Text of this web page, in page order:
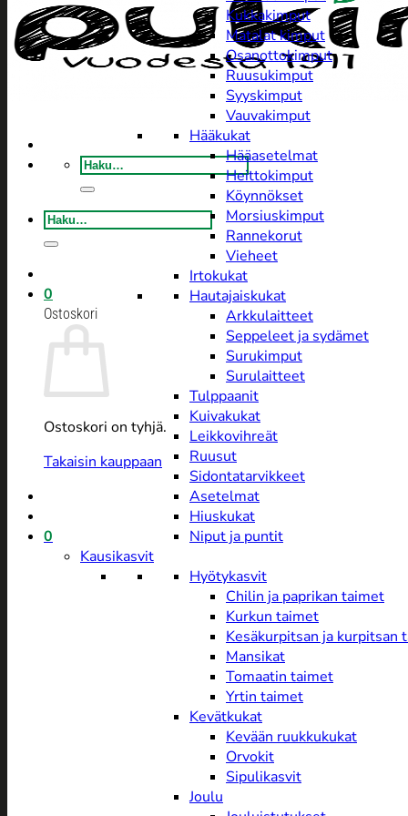
Etsi:
Etsi:
0
Ostoskori
Ostoskori on tyhjä.
Takaisin kauppaan
0
Kukkakimput
Matalat kimput
Osanottokimput
Ruusukimput
Syyskimput
Vauvakimput
Hääkukat
Hääasetelmat
Heittokimput
Köynnökset
Morsiuskimput
Rannekorut
Vieheet
Irtokukat
Hautajaiskukat
Arkkulaitteet
Seppeleet ja sydämet
Surukimput
Surulaitteet
Tulppaanit
Kuivakukat
Leikkovihreät
Ruusut
Sidontatarvikkeet
Asetelmat
Hiuskukat
Niput ja puntit
Kausikasvit
Hyötykasvit
Chilin ja paprikan taimet
Kurkun taimet
Kesäkurpitsan ja kurpitsan
Mansikat
Tomaatin taimet
Yrtin taimet
Kevätkukat
Kevään ruukkukukat
Orvokit
Sipulikasvit
Joulu